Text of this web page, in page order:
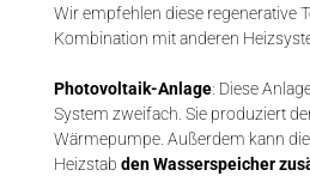
Wir empfehlen diese regenerative
Kombination mit anderen
Photovoltaik-Anlage: Diese
System zweifach. Sie produziert
Wärmepumpe. Außerdem kann
Heizstab den Wasserspeicher